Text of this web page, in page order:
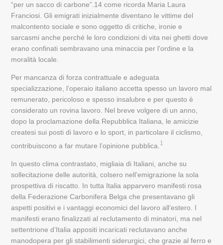
“per un sacco di carbone”.14 come ricorda Maria Laura
Franciosi. Gli emigrati inizialmente diventano le vittime del
malcontento sociale e sono oggetto di critiche, ironie e
sarcasmi anche perché le loro condizioni di vita nei ghetti dove
erano confinati sembravano una minaccia per l’ordine e la
moralità locale.
Per mancanza di forza contrattuale e adeguata
specializzazione, l’operaio italiano accetta spesso un lavoro mal
remunerato, pericoloso e spesso insalubre e per questo è
considerato un rovina lavoro. Nel breve volgere di un anno,
dopo la proclamazione della Repubblica Italiana, le amicizie
createsi sui posti di lavoro e lo sport, in particolare il ciclismo,
contribuiscono a far mutare l’opinione pubblica. 1
In questo clima contrastato, migliaia di Italiani, anche su
sollecitazione delle autorità, colsero nell’emigrazione la sola
prospettiva di riscatto. In tutta Italia apparvero manifesti rosa
della Federazione Carbonifera Belga che presentavano gli
aspetti positivi e i vantaggi economici del lavoro all’estero. I
manifesti erano finalizzati al reclutamento di minatori, ma nel
settentrione d’Italia appositi incaricati reclutavano anche
manodopera per gli stabilimenti siderurgici, che grazie al ferro e